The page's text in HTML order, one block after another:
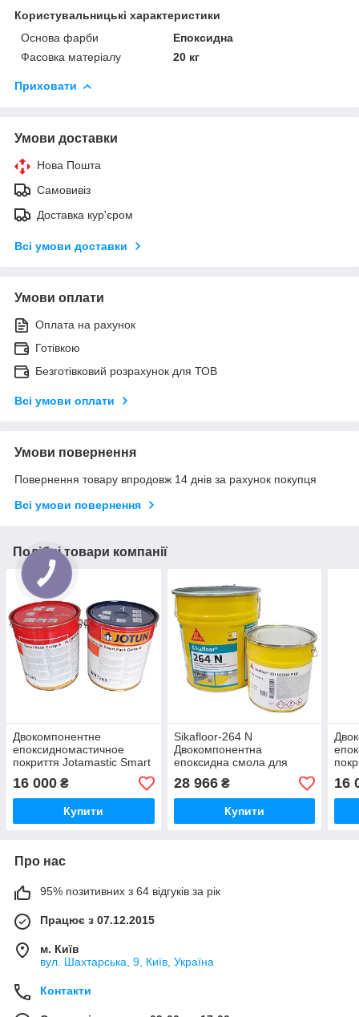
Користувальницькі характеристики
Основа фарби
Епоксидна
Фасовка матеріалу
20 кг
Приховати
Умови доставки
Нова Пошта
Самовивіз
Доставка кур'єром
Всі умови доставки
Умови оплати
Оплата на рахунок
Готівкою
Безготівковий розрахунок для ТОВ
Всі умови оплати
Умови повернення
Повернення товару впродовж 14 днів за рахунок покупця
Всі умови повернення
Подібні товари компанії
Двокомпонентне
епоксидномастичное
покриття Jotamastic Smart
Pack
16 000 ₴
Купити
Sikafloor-264 N
Двокомпонентна
епоксидна смола для
фінішних покриттів, 30 кг
28 966₴
Купити
16
Про нас
95% позитивних з 64 відгуків за рік
Працює з 07.12.2015
м. Київ
вул. Шахтарська, 9, Київ, Україна
Контакти